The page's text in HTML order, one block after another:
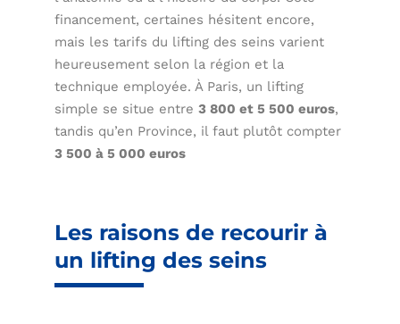
financement, certaines hésitent encore,
mais les tarifs du lifting des seins varient
heureusement selon la région et la
technique employée. À Paris, un lifting
simple se situe entre3 800 et 5 500 euros,
tandis qu’en Province, il faut plutôt compter
3 500 à 5 000 euros
Les raisons de recourir à
un lifting des seins